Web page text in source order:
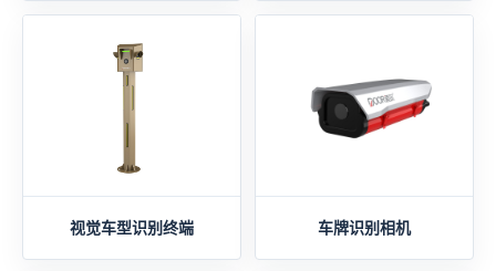
视觉车型识别终端 车牌识别相机